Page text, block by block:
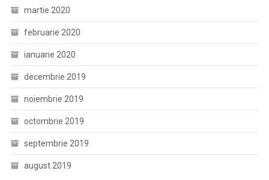
martie 2020
februarie 2020
ianuarie 2020
decembrie 2019
noiembrie 2019
octombrie 2019
septembrie 2019
august 2019